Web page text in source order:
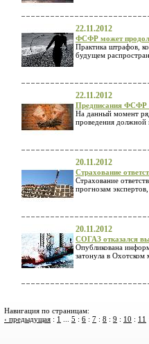
22.11.2012
ФСФР может
Практика штрафов,
будущем
22.11.2012
Предписания ФСФР
На данный момент
проведения должной
20.11.2012
Страхование
Страхование
прогнозам
20.11.2012
СОГАЗ отказался
Опубликована
затонула в Охотском
Навигация по страницам:
‹ предыдущая : 1 5 : 6 : 7 : 8 : 9 : 10 : 11